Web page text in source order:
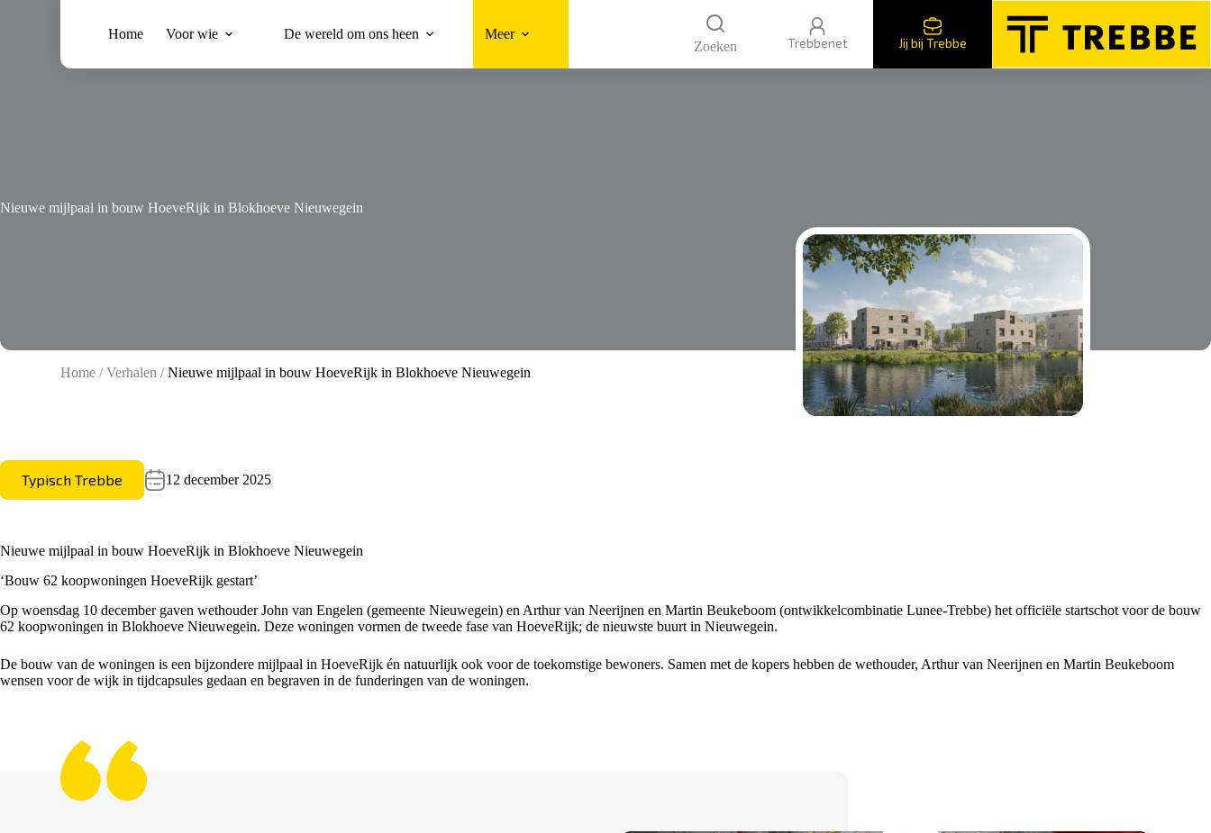
Home Voor wie De wereld om ons heen
Meer
Zoeken
Trebbenet Jij bij Trebbe
Nieuwe mijlpaal in bouw HoeveRijk in Blokhoeve Nieuwegein
Home /Verhalen /Nieuwe mijlpaal in bouw HoeveRijk in Blokhoeve Nieuwegein
Typisch Trebbe 12 december 2025
Nieuwe mijlpaal in bouw HoeveRijk in Blokhoeve Nieuwegein
‘Bouw 62 koopwoningen HoeveRijk gestart’
Op woensdag 10 december gaven wethouder John van Engelen (gemeente Nieuwegein) en Arthur van Neerijnen en Martin Beukeboom (ontwikkelcombinatie Lunee-Trebbe) het officiële startschot voor de bouw
62 koopwoningen in Blokhoeve Nieuwegein. Deze woningen vormen de tweede fase van HoeveRijk; de nieuwste buurt in Nieuwegein.
De bouw van de woningen is een bijzondere mijlpaal in HoeveRijk én natuurlijk ook voor de toekomstige bewoners. Samen met de kopers hebben de wethouder, Arthur van Neerijnen en Martin Beukeboom
wensen voor de wijk in tijdcapsules gedaan en begraven in de funderingen van de woningen.